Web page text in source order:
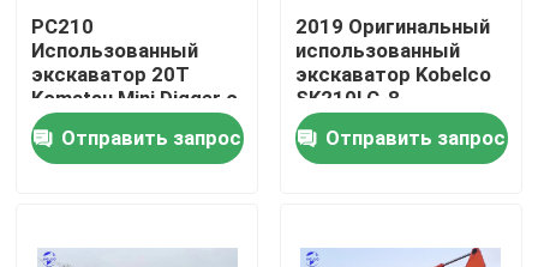
Главная страница
Продукция
О Компании
PC210
Использованный
экскаватор 20T
Komatsu Mini Digger с
двигателем Cummins
Отправить запрос
2019 Оригинальный
использованный
экскаватор Kobelco
SK210LC-8
Отправить запрос